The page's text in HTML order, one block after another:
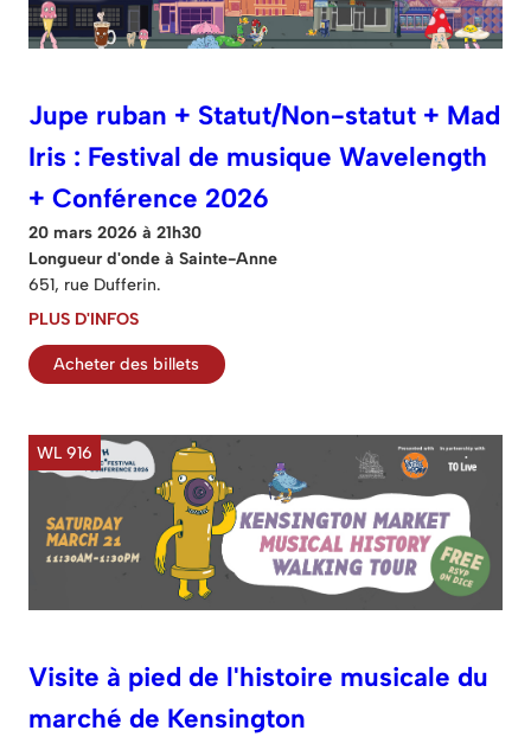
Jupe ruban + Statut/Non-statut + Mad
Iris : Festival de musique Wavelength
+ Conférence 2026
20 mars 2026 à 21h30
Longueur d'onde à Sainte-Anne
651, rue Dufferin.
PLUS D'INFOS
Acheter des billets
WL 916
Visite à pied de l'histoire musicale du
marché de Kensington